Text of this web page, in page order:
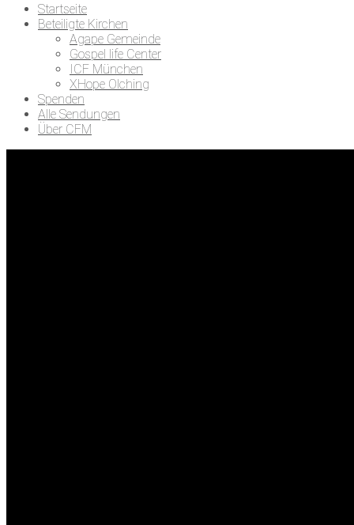
Startseite
Beteiligte Kirchen
Agape Gemeinde
Gospel life Center
ICF München
XHope Olching
Spenden
Alle Sendungen
Über CFM